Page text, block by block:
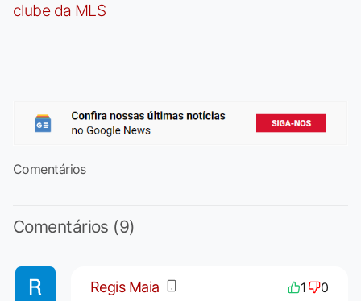
clube da MLS
Comentários
Comentários (9)
Regis Maia 1 0